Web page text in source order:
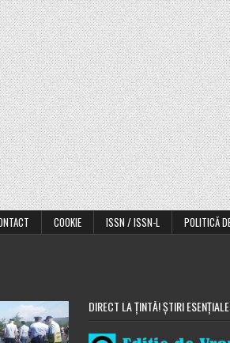
COOKIE ISSN / ISSN-L POLITICĂ
DIRECT LA ȚINTĂ! ȘTIRI